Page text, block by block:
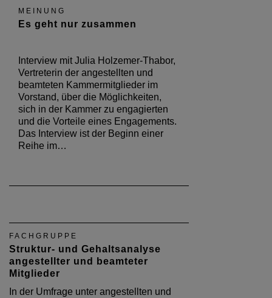
MEINUNG
Es geht nur zusammen
Interview mit Julia Holzemer-Thabor,
Vertreterin der angestellten und
beamteten Kammermitglieder im
Vorstand, über die Möglichkeiten,
sich in der Kammer zu engagierten
und die Vorteile eines Engagements.
Das Interview ist der Beginn einer
Reihe im…
FACHGRUPPE
Struktur- und Gehaltsanalyse
angestellter und beamteter
Mitglieder
In der Umfrage unter angestellten und